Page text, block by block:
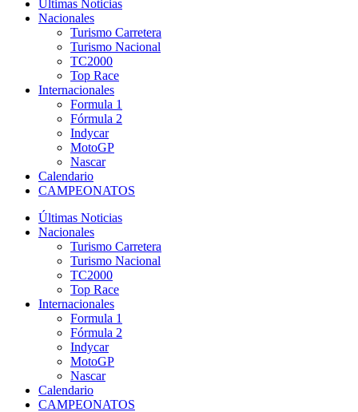
Últimas Noticias
Nacionales
Turismo Carretera
Turismo Nacional
TC2000
Top Race
Internacionales
Formula 1
Fórmula 2
Indycar
MotoGP
Nascar
Calendario
CAMPEONATOS
Últimas Noticias
Nacionales
Turismo Carretera
Turismo Nacional
TC2000
Top Race
Internacionales
Formula 1
Fórmula 2
Indycar
MotoGP
Nascar
Calendario
CAMPEONATOS